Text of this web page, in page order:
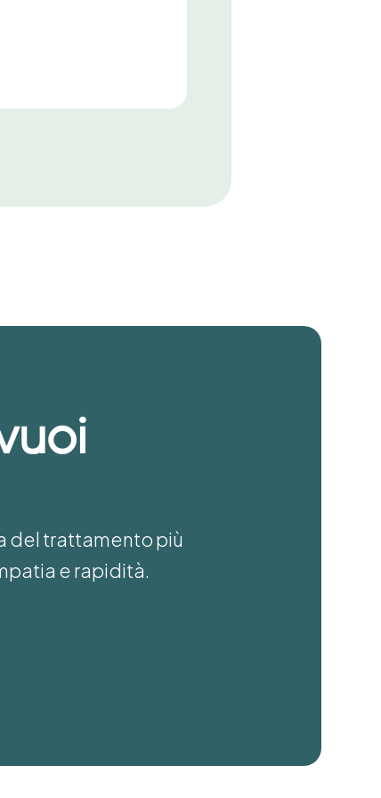
del trattamento più
e rapidità.